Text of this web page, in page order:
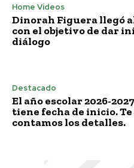
Home Vídeos
Dinorah Figuera llegó
con el objetivo de dar
diálogo
Destacado
El año escolar 2026-
tiene fecha de inicio. Te
contamos los detalles.